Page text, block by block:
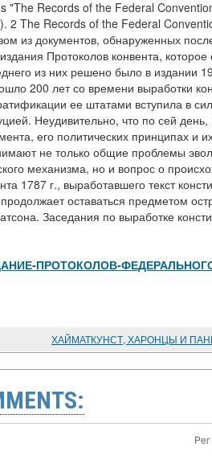
"The Records of the Federal
2 The Records of the Federal
из документов, обнаруженных
Протоколов конвента, которое
из них решено было в издании
200 лет со времени выработки
ее штатами вступила в
Неудивительно, что по сей
его политических принципах и
не только общие проблемы
механизма, но и вопрос о
1787 г., выработавшего текст
оставаться предметом
Заседания по выработке
ПРОТОКОЛОВ-
ХАЙМАТКУНСТ, ХАРОНЦЫ И